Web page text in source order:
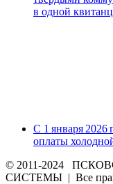
в одной
С 1 января 2026
оплаты
© 2011-2024
СИСТЕМЫ | Все